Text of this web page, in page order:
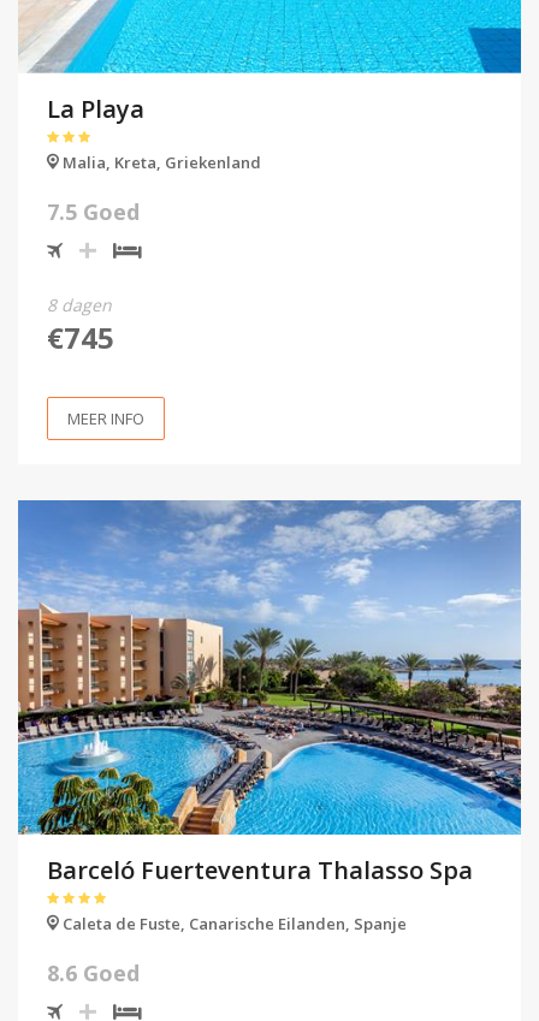
La Playa
Malia, Kreta, Griekenland
7.5 Goed
8 dagen
€745
MEER INFO
Barceló Fuerteventura Thalasso Spa
Caleta de Fuste, Canarische Eilanden, Spanje
8.6 Goed